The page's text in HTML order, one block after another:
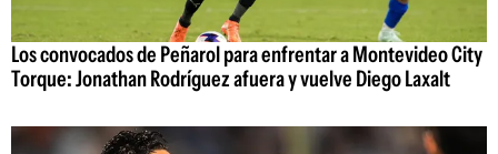
Los convocados de Peñarol para enfrentar a Montevideo City
Torque: Jonathan Rodríguez afuera y vuelve Diego Laxalt